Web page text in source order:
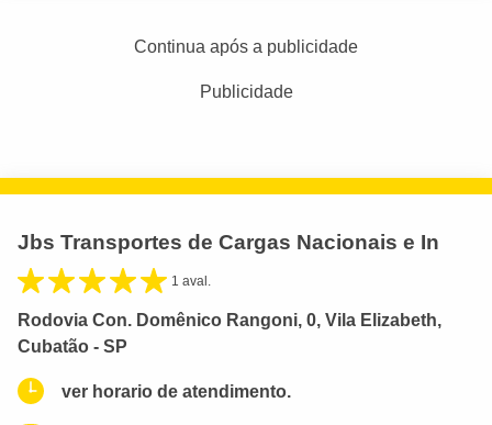
Continua após a publicidade
Publicidade
Jbs Transportes de Cargas Nacionais e In
1 aval.
Rodovia Con. Domênico Rangoni, 0, Vila Elizabeth,
Cubatão - SP
ver horario de atendimento.